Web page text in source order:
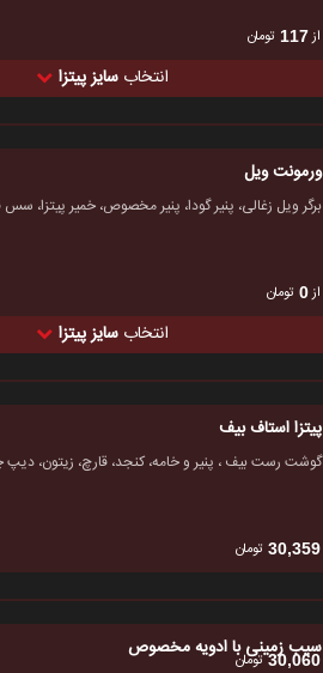
از117 تومان
انتخابسایز پیتزا
ورمونت ویل
برگر ویل زغالی، پنیر گودا، پنیر مخصوص، خمیر پیتزا، سس
از0 تومان
انتخابسایز پیتزا
پیتزا استاف بیف
گوشت رست بیف ، پنیر و خامه، کنجد، قارچ، زیتون، دیپ
30,359 تومان
سیب زمینی با ادویه مخصوص
30,060 تومان